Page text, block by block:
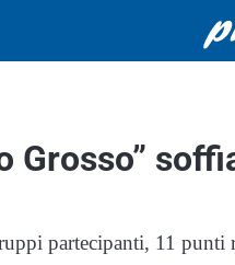
Grosso”
partecipanti, 11